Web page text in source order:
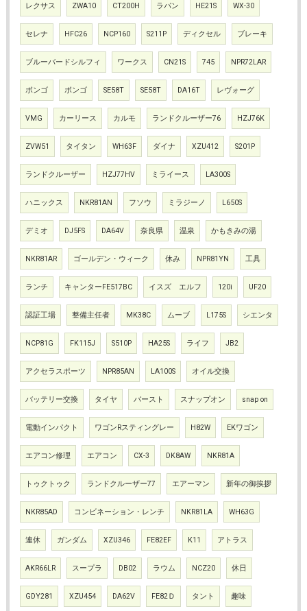
レクサス ZWA10 CT200H ラパン HE21S WX-30
セレナ HFC26 NCP160 S211P ディクセル ブレーキ
ブルーバードシルフィ ワークス CN21S 745 NPR72LAR
ボンゴ ボンゴ SE58T SE58T DA16T レヴォーグ
VMG カーリース カルモ ランドクルーザー76 HZJ76K
ZVW51 タイタン WH63F ダイナ XZU412 S201P
ランドクルーザー HZJ77HV ミライース LA300S
ハニックス NKR81AN フソウ ミラジーノ L650S
デミオ DJ5FS DA64V 奈良県 温泉 かもきみの湯
NKR81AR ゴールデン・ウィーク 休み NPR81YN 工具
ランチ キャンターFE517BC イスズ エルフ 120i UF20
認証工場 整備主任者 MK38C ムーブ L175S シエンタ
NCP81G FK115J S510P HA25S ライフ JB2
アクセラスポーツ NPR85AN LA100S オイル交換
バッテリー交換 タイヤ バースト スナップオン snap on
電動インパクト ワゴンRスティングレー H82W EKワゴン
エアコン修理 エアコン CX-3 DK8AW NKR81A
トゥクトゥク ランドクルーザー77 エアーマン 新年の御挨拶
NKR85AD コンビネーション・レンチ NKR81LA WH63G
連休 ガンダム XZU346 FE82EF K11 アトラス
AKR66LR スープラ DB02 ラウム NCZ20 休日
GDY281 XZU454 DA62V FE82Ｄ タント 趣味